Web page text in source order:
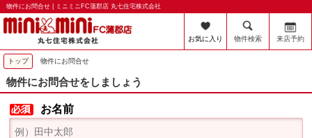
物件にお問合せ | ミニミニFC蒲郡店 丸七住宅株式会社
お気に入り 物件検索 来店予約
トップ 物件にお問合せ
物件にお問合せをしましょう
お名前